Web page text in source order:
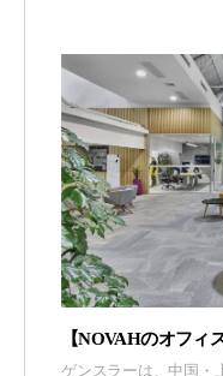
【NOVAHのオフィ
ゲンスラーは、中国・